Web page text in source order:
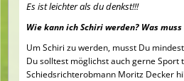
Spielplan
Trainer
Terminkalender
Es ist leichter als du denkst!!!
Wie kann ich Schiri werden? Was
Um Schiri zu werden, musst Du
Du solltest möglichst auch gerne Sport
Schiedsrichterobmann Moritz Decker